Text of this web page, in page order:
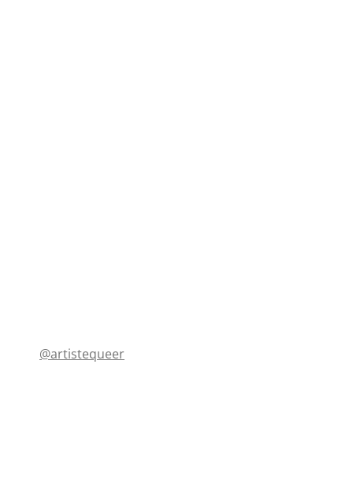
@artistequeer